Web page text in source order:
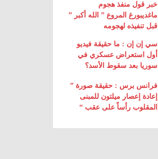
خبر قول منفذ هجوم
ماغديبورغ المروع ” الله أكبر ”
قبل تنفيذه لهجومه
سي إن إن : ما حقيقة فيديو
أول استعراض عسكري في
سوريا بعد سقوط الأسد؟
فرانس برس : حقيقة صورة ”
إعادة إعصار ميلتون للمبنى
المقلوب رأساً على عقب “